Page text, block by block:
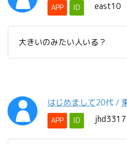
APP ID east10
大きいのみたい人いる？
はじめまして20代 /
APP ID jhd3317